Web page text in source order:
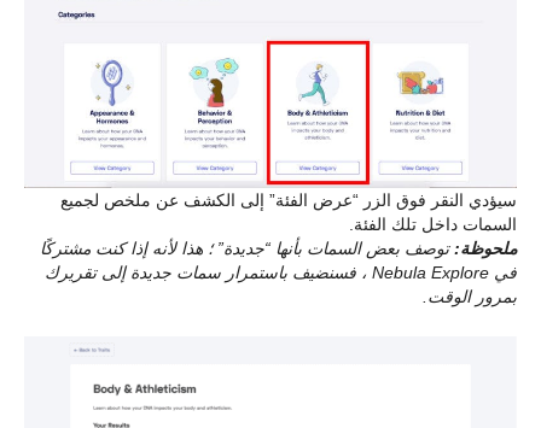
سيؤدي النقر فوق الزر “عرض الفئة” إلى الكشف عن ملخص لجميع
السمات داخل تلك الفئة.
ملحوظة:توصف بعض السمات بأنها “جديدة” ؛ هذا لأنه إذا كنت مشتركًا
في Nebula Explore ، فسنضيف باستمرار سمات جديدة إلى تقريرك
بمرور الوقت.